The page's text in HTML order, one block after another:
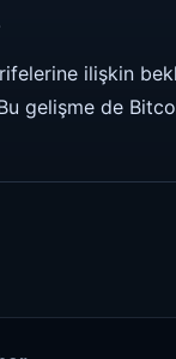
ilişkin
gelişme de